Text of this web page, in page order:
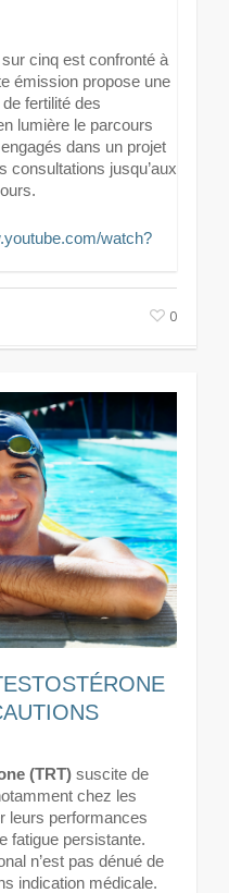
sur cinq est confronté à
émission propose une
fertilité des
lumière le parcours
dans un projet
consultations jusqu’aux
watch?
0
(TRT) suscite de
chez les
leurs performances
fatigue persistante.
n’est pas dénué de
indication médicale.